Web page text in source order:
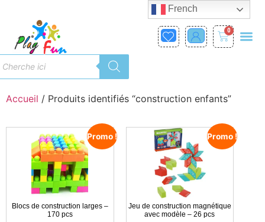
0
Accueil / Produits identifiés “construction enfants”
Promo !
Blocs de construction larges –
170 pcs
Promo !
Jeu de construction magnétique
avec modèle – 26 pcs
French